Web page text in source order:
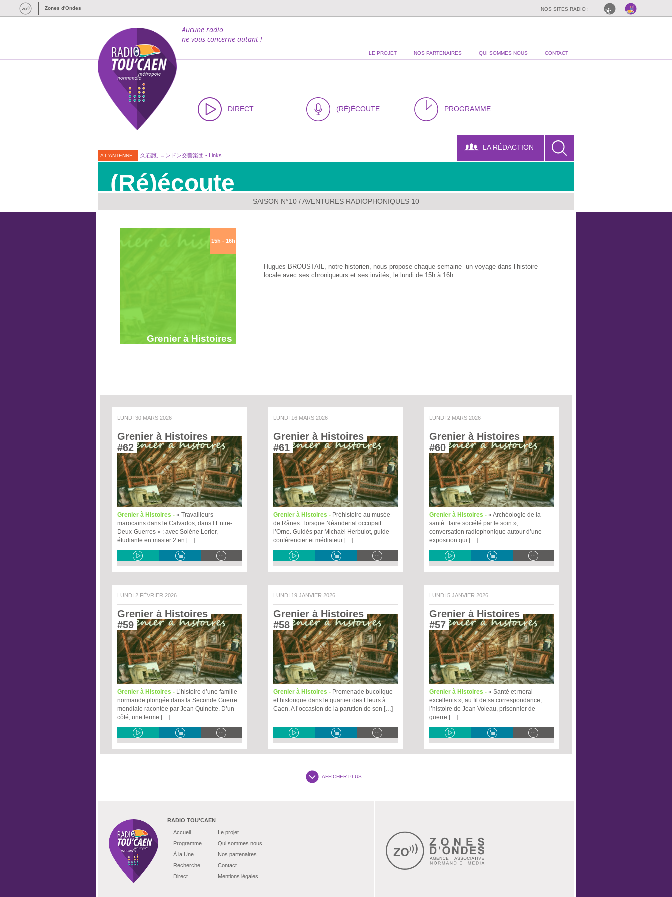
Zones d'Ondes NOS SITES RADIO :
LE PROJET NOS PARTENAIRES QUI SOMMES NOUS CONTACT
Aucune radio
ne vous concerne autant !
DIRECT (RÉ)ÉCOUTE PROGRAMME
A L'ANTENNE : 久石譲, ロンドン交響楽団 - Links
LA RÉDACTION
(Ré)écoute
SAISON N°10/ AVENTURES RADIOPHONIQUES 10
15h - 16h
Grenier à Histoires
Hugues BROUSTAIL, notre historien, nous propose chaque semaine un voyage dans l’histoire
locale avec ses chroniqueurs et ses invités, le lundi de 15h à 16h.
LUNDI 30 MARS 2026
Grenier à Histoires
#62
Grenier à Histoires - « Travailleurs
marocains dans le Calvados, dans l’Entre-
Deux-Guerres » : avec Solène Lorier,
étudiante en master 2 en […]
LUNDI 16 MARS 2026
Grenier à Histoires
#61
Grenier à Histoires - Préhistoire au musée
de Rânes : lorsque Néandertal occupait
l’Orne. Guidés par Michaël Herbulot, guide
conférencier et médiateur […]
LUNDI 2 MARS 2026
Grenier à Histoires
#60
Grenier à Histoires - « Archéologie de la
santé : faire société par le soin »,
conversation radiophonique autour d’une
exposition qui […]
LUNDI 2 FÉVRIER 2026
Grenier à Histoires
#59
Grenier à Histoires - L’histoire d’une famille
normande plongée dans la Seconde Guerre
mondiale racontée par Jean Quinette. D’un
côté, une ferme […]
LUNDI 19 JANVIER 2026
Grenier à Histoires
#58
Grenier à Histoires - Promenade bucolique
et historique dans le quartier des Fleurs à
Caen. A l’occasion de la parution de son […]
LUNDI 5 JANVIER 2026
Grenier à Histoires
#57
Grenier à Histoires - « Santé et moral
excellents », au fil de sa correspondance,
l’histoire de Jean Voleau, prisonnier de
guerre […]
AFFICHER PLUS...
RADIO TOU'CAEN
Accueil
Programme
À la Une
Recherche
Direct
Le projet
Qui sommes nous
Nos partenaires
Contact
Mentions légales